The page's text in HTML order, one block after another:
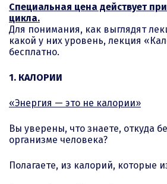
Специальная цена действует
цикла.
Для понимания, как выглядят
какой у них уровень, лекция
бесплатно.
1. КАЛОРИИ
«Энергия — это не калории»
Вы уверены, что знаете, откуда
организме человека?
Полагаете, из калорий, которые